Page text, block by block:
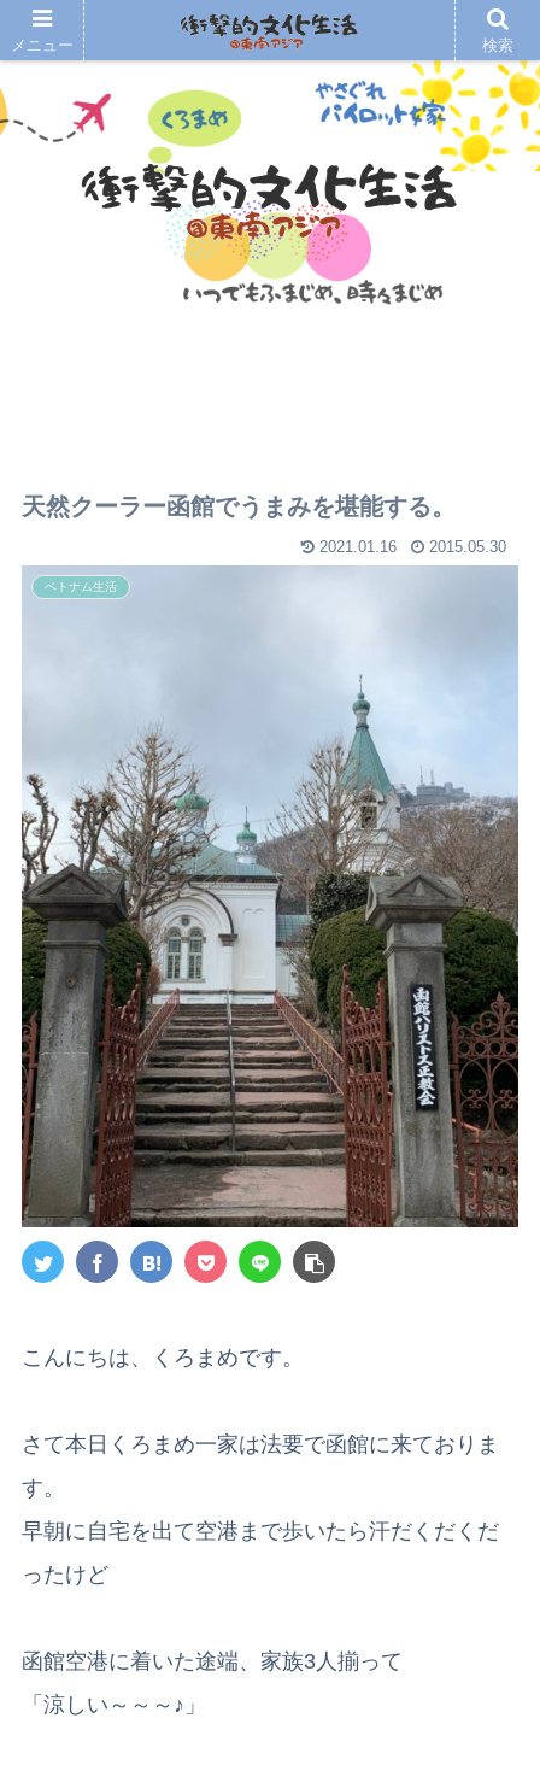
天然クーラー函館でうまみを堪能する。
2021.01.16 2015.05.30
ベトナム生活
こんにちは、くろまめです。
さて本日くろまめ一家は法要で函館に来ておりま
す。
早朝に自宅を出て空港まで歩いたら汗だくだくだ
ったけど
函館空港に着いた途端、家族3人揃って
「涼しい～～～♪」
メニュー 検索